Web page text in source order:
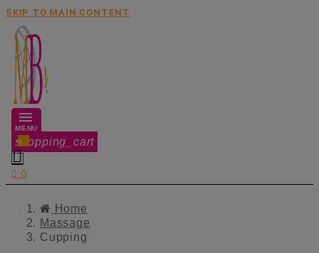
SKIP TO MAIN CONTENT
MENU
shopping_cart
0

 0
Home
Massage
Cupping